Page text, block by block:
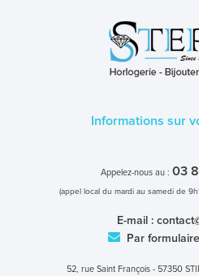
Informations sur
Appelez-nous au : 03
(appel local du mardi au samedi de
E-mail :
Par
52, rue Saint François - 57350